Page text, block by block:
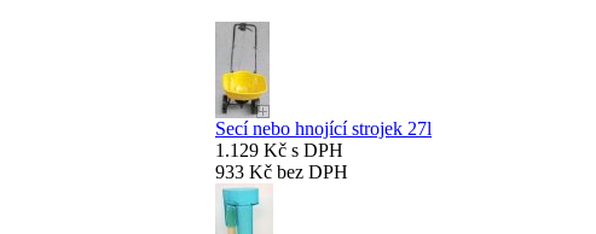
Secí nebo hnojící strojek 27l
1.129 Kč s DPH
933 Kč bez DPH